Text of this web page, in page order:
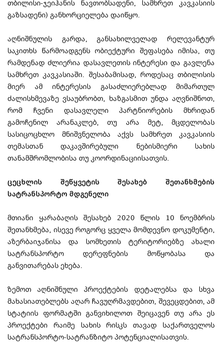
თბილისი-ჯეიჰანის ნავთობსადენი, სამხრეთ კავკასიის
გაზსადენი) განხორციელება დაიწყო.
აღნიშნულის გარდა, განსახილველად რელევანტურ
საკითხს წარმოადგენს ობიექტური შეფასება იმისა, თუ
რამდენად ძლიერია დასავლეთის ინტერესი და გავლენა
სამხრეთ კავკასიაში. შესაბამისად, როდესაც თბილისის
მიერ ამ ინტერესის გასაძლიერებლად მიმართულ
ძალისხმევაზე ვსაუბრობთ, ხაზგასმით უნდა აღვნიშნოთ,
რომ ჩვენი დასავლელი პარტნიორების მხრიდან
გამოჩენილ არანაკლებ, თუ არა მეტ, მცდელობას
სასიცოცხლო მნიშვნელობა აქვს სამხრეთ კავკასიის
თემასთან დაკავშირებული ნებისმიერი სახის
თანამშრომლობისა თუ კოორდინაციისათვის.
ცეცხლის შეწყვეტის შესახებ შეთანხმების
სატრანსპორტო მდგენელი
მთიანი ყარაბაღის შესახებ 2020 წლის 10 ნოემბრის
შეთანხმება, ისევე როგორც ყველა მომდევნო დოკუმენტი,
აზერბაიჯანისა და სომხეთის ტერიტორიებზე ახალი
სატრანსპორტო დერეფნების მოწყობასა და
განვითარებას ეხება.
ზემოთ აღნიშნული პროექტების დეტალებსა და სხვა
მახასიათებლებს აღარ ჩავუღრმავდებით, შევეცდებით, ამ
სტატიის ფორმატში განვიხილოთ შეიცავენ თუ არა ეს
პროექტები რაიმე სახის რისკს თავად საქართველოს
სატრანსპორტო-სატრანზიტო პოტენციალისათვის.